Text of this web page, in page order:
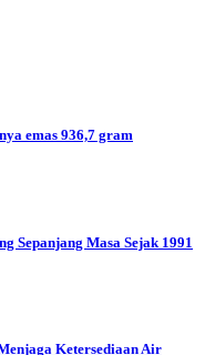
emas 936,7 gram
Sepanjang Masa Sejak 1991
Ketersediaan Air